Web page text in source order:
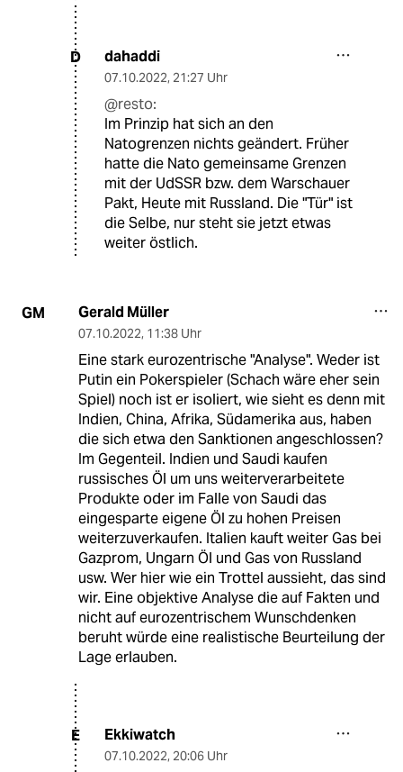
D dahaddi
07.10.2022, 21:27 Uhr
@resto:
Im Prinzip hat sich an den
Natogrenzen nichts geändert. Früher
hatte die Nato gemeinsame Grenzen
mit der UdSSR bzw. dem Warschauer
Pakt, Heute mit Russland. Die "Tür" ist
die Selbe, nur steht sie jetzt etwas
weiter östlich.
GM Gerald Müller
07.10.2022, 11:38 Uhr
Eine stark eurozentrische "Analyse". Weder ist
Putin ein Pokerspieler (Schach wäre eher sein
Spiel) noch ist er isoliert, wie sieht es denn mit
Indien, China, Afrika, Südamerika aus, haben
die sich etwa den Sanktionen angeschlossen?
Im Gegenteil. Indien und Saudi kaufen
russisches Öl um uns weiterverarbeitete
Produkte oder im Falle von Saudi das
eingesparte eigene Öl zu hohen Preisen
weiterzuverkaufen. Italien kauft weiter Gas bei
Gazprom, Ungarn Öl und Gas von Russland
usw. Wer hier wie ein Trottel aussieht, das sind
wir. Eine objektive Analyse die auf Fakten und
nicht auf eurozentrischem Wunschdenken
beruht würde eine realistische Beurteilung der
Lage erlauben.
E Ekkiwatch
07.10.2022, 20:06 Uhr